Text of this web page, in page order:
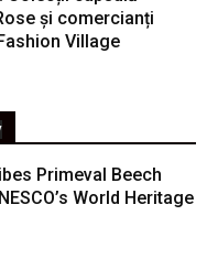
și comercianți
Village
Primeval Beech
World Heritage